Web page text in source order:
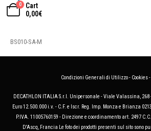
0
Cart
0,00€
BS010-SA-M
Condizioni Generali di Utilizzo- Cookies-
DECATHLON ITALIA S.r.l. Unipersonale - Viale Valassina, 268
Euro 12.500.000 i.v. - C.F. e Iscr. Reg. Imp. Monza e Brianza
P.IVA. 11005760159 - Direzione e coordinamento art. 2497
D'Ascq, Francia Le foto dei prodotti presenti sul sito sono